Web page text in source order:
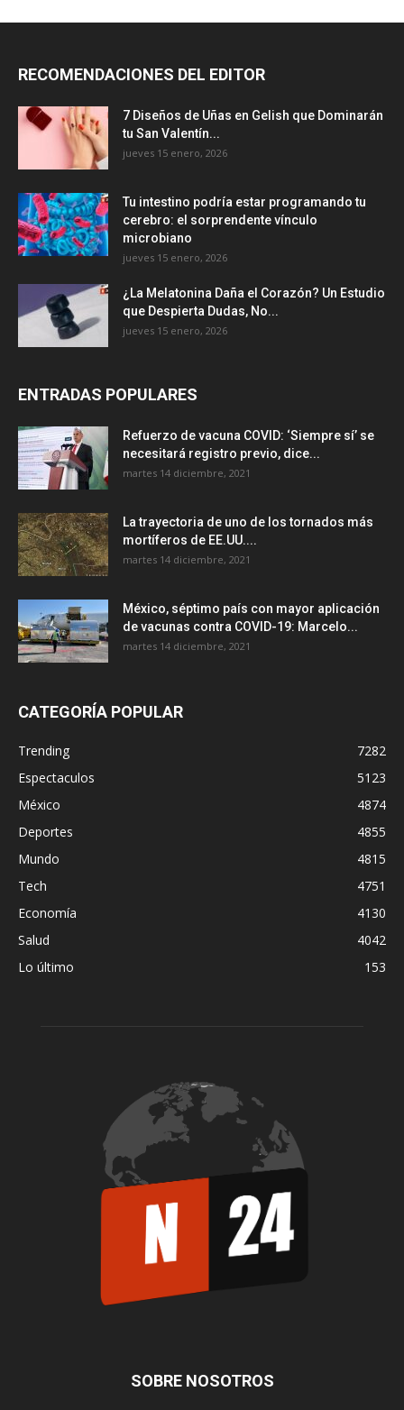
RECOMENDACIONES DEL EDITOR
7 Diseños de Uñas en Gelish que Dominarán
tu San Valentín...
jueves 15 enero, 2026
Tu intestino podría estar programando tu
cerebro: el sorprendente vínculo
microbiano
jueves 15 enero, 2026
¿La Melatonina Daña el Corazón? Un Estudio
que Despierta Dudas, No...
jueves 15 enero, 2026
ENTRADAS POPULARES
Refuerzo de vacuna COVID: ‘Siempre sí’ se
necesitará registro previo, dice...
martes 14 diciembre, 2021
La trayectoria de uno de los tornados más
mortíferos de EE.UU....
martes 14 diciembre, 2021
México, séptimo país con mayor aplicación
de vacunas contra COVID-19: Marcelo...
martes 14 diciembre, 2021
CATEGORÍA POPULAR
Trending
7282
Espectaculos
5123
México
4874
Deportes
4855
Mundo
4815
Tech
4751
Economía
4130
Salud
4042
Lo último
153
SOBRE NOSOTROS